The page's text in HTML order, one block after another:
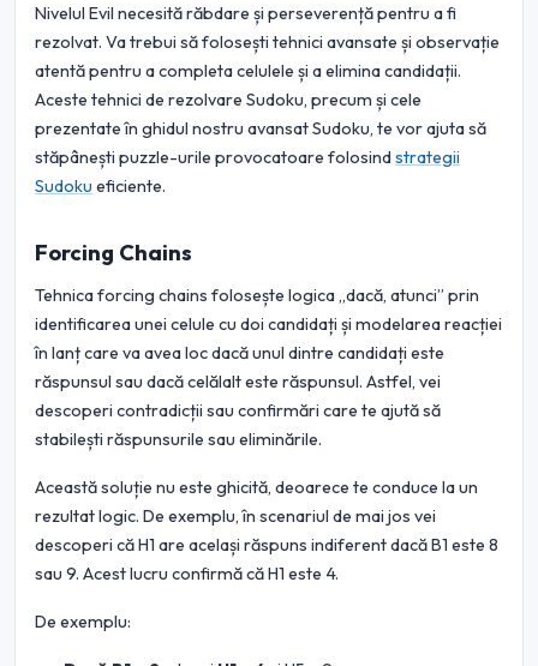
Nivelul Evil necesită răbdare și perseverență pentru a fi
rezolvat. Va trebui să folosești tehnici avansate și observație
atentă pentru a completa celulele și a elimina candidații.
Aceste tehnici de rezolvare Sudoku, precum și cele
prezentate în ghidul nostru avansat Sudoku, te vor ajuta să
stăpânești puzzle-urile provocatoare folosindstrategii
Sudoku eficiente.
Forcing Chains
Tehnica forcing chains folosește logica „dacă, atunci” prin
identificarea unei celule cu doi candidați și modelarea reacției
în lanț care va avea loc dacă unul dintre candidați este
răspunsul sau dacă celălalt este răspunsul. Astfel, vei
descoperi contradicții sau confirmări care te ajută să
stabilești răspunsurile sau eliminările.
Această soluție nu este ghicită, deoarece te conduce la un
rezultat logic. De exemplu, în scenariul de mai jos vei
descoperi că H1 are același răspuns indiferent dacă B1 este 8
sau 9. Acest lucru confirmă că H1 este 4.
De exemplu: